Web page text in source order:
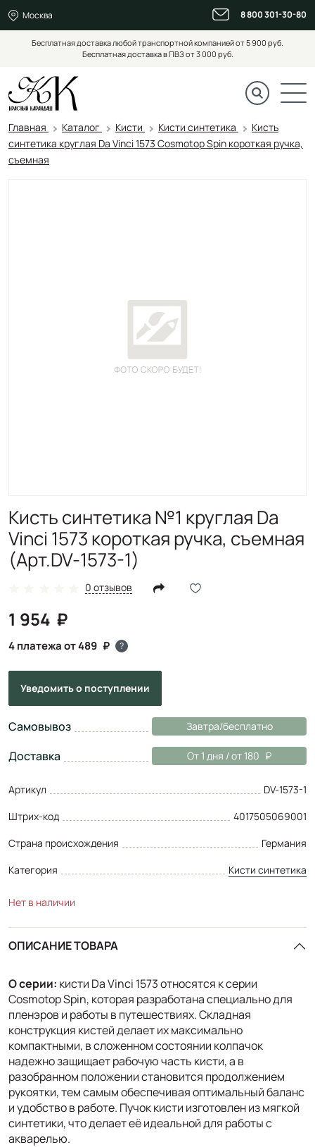
Москва 8 800 301-30-80
Бесплатная доставка любой транспортной компанией от 5 900 руб.
Бесплатная доставка в ПВЗ от 3 000 руб.
Главная Каталог Кисти Кисти синтетика
Кисть
синтетика круглая Da Vinci 1573 Cosmotop Spin короткая ручка,
съемная
Кисть синтетика №1 круглая Da
Vinci 1573 короткая ручка, съемная
(Арт.DV-1573-1)
0 отзывов
1 954
4 платежа от 489 ?
Уведомитьо поступлении
Самовывоз Завтра/бесплатно
Доставка От 1 дня / от 180
Артикул
DV-1573-1
Штрих-код
4017505069001
Страна происхождения
Германия
Категория
Кисти синтетика
Нет в наличии
ОПИСАНИЕ ТОВАРА
О серии: кисти Da Vinci 1573 относятся к серии
Cosmotop Spin, которая разработана специально для
пленэров и работы в путешествиях. Складная
конструкция кистей делает их максимально
компактными, в сложенном состоянии колпачок
надежно защищает рабочую часть кисти, а в
разобранном положении становится продолжением
рукоятки, тем самым обеспечивая оптимальный баланс
и удобство в работе. Пучок кисти изготовлен из мягкой
синтетики, что делает её идеальной для работы с
акварелью.